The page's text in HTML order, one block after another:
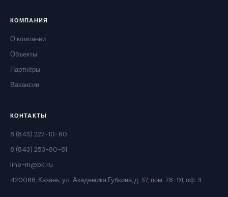
КОМПАНИЯ
О компании
Объекты
Партнёры
Вакансии
КОНТАКТЫ
8 (843) 227-10-60
8 (843) 253-80-81
line-m@bk.ru
420088, Казань, ул. Академика Губкина, д. 37, пом. 78-91, оф. 3